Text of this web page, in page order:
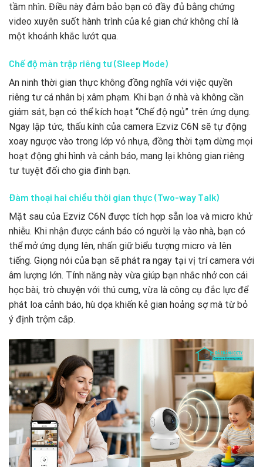
tầm nhìn. Điều này đảm bảo bạn có đầy đủ bằng chứng
video xuyên suốt hành trình của kẻ gian chứ không chỉ là
một khoảnh khắc lướt qua.
Chế độ màn trập riêng tư (Sleep Mode)
An ninh thời gian thực không đồng nghĩa với việc quyền
riêng tư cá nhân bị xâm phạm. Khi bạn ở nhà và không cần
giám sát, bạn có thể kích hoạt “Chế độ ngủ” trên ứng dụng.
Ngay lập tức, thấu kính của camera Ezviz C6N sẽ tự động
xoay ngược vào trong lớp vỏ nhựa, đồng thời tạm dừng mọi
hoạt động ghi hình và cảnh báo, mang lại không gian riêng
tư tuyệt đối cho gia đình bạn.
Đàm thoại hai chiều thời gian thực (Two-way Talk)
Mặt sau của Ezviz C6N được tích hợp sẵn loa và micro khử
nhiễu. Khi nhận được cảnh báo có người lạ vào nhà, bạn có
thể mở ứng dụng lên, nhấn giữ biểu tượng micro và lên
tiếng. Giọng nói của bạn sẽ phát ra ngay tại vị trí camera với
âm lượng lớn. Tính năng này vừa giúp bạn nhắc nhở con cái
học bài, trò chuyện với thú cưng, vừa là công cụ đắc lực để
phát loa cảnh báo, hù dọa khiến kẻ gian hoảng sợ mà từ bỏ
ý định trộm cắp.